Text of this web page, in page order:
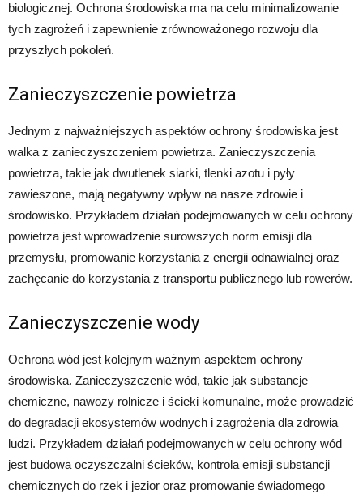
biologicznej. Ochrona środowiska ma na celu minimalizowanie
tych zagrożeń i zapewnienie zrównoważonego rozwoju dla
przyszłych pokoleń.
Zanieczyszczenie powietrza
Jednym z najważniejszych aspektów ochrony środowiska jest
walka z zanieczyszczeniem powietrza. Zanieczyszczenia
powietrza, takie jak dwutlenek siarki, tlenki azotu i pyły
zawieszone, mają negatywny wpływ na nasze zdrowie i
środowisko. Przykładem działań podejmowanych w celu ochrony
powietrza jest wprowadzenie surowszych norm emisji dla
przemysłu, promowanie korzystania z energii odnawialnej oraz
zachęcanie do korzystania z transportu publicznego lub rowerów.
Zanieczyszczenie wody
Ochrona wód jest kolejnym ważnym aspektem ochrony
środowiska. Zanieczyszczenie wód, takie jak substancje
chemiczne, nawozy rolnicze i ścieki komunalne, może prowadzić
do degradacji ekosystemów wodnych i zagrożenia dla zdrowia
ludzi. Przykładem działań podejmowanych w celu ochrony wód
jest budowa oczyszczalni ścieków, kontrola emisji substancji
chemicznych do rzek i jezior oraz promowanie świadomego